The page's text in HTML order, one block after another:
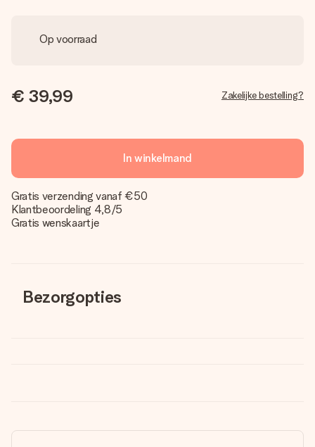
Op voorraad
€ 39,99 Zakelijke bestelling?
In winkelmand
Gratis verzending vanaf €50
Klantbeoordeling 4,8/5
Gratis wenskaartje
Bezorgopties